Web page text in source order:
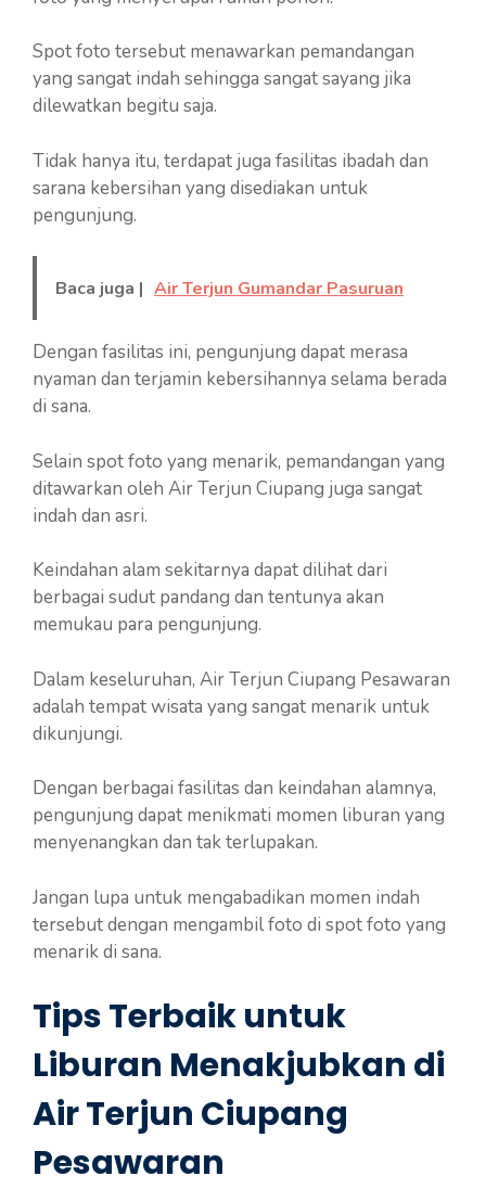
Spot foto tersebut menawarkan pemandangan
yang sangat indah sehingga sangat sayang jika
dilewatkan begitu saja.
Tidak hanya itu, terdapat juga fasilitas ibadah dan
sarana kebersihan yang disediakan untuk
pengunjung.
Baca juga | Air Terjun Gumandar Pasuruan
Dengan fasilitas ini, pengunjung dapat merasa
nyaman dan terjamin kebersihannya selama berada
di sana.
Selain spot foto yang menarik, pemandangan yang
ditawarkan oleh Air Terjun Ciupang juga sangat
indah dan asri.
Keindahan alam sekitarnya dapat dilihat dari
berbagai sudut pandang dan tentunya akan
memukau para pengunjung.
Dalam keseluruhan, Air Terjun Ciupang Pesawaran
adalah tempat wisata yang sangat menarik untuk
dikunjungi.
Dengan berbagai fasilitas dan keindahan alamnya,
pengunjung dapat menikmati momen liburan yang
menyenangkan dan tak terlupakan.
Jangan lupa untuk mengabadikan momen indah
tersebut dengan mengambil foto di spot foto yang
menarik di sana.
Tips Terbaik untuk
Liburan Menakjubkan di
Air Terjun Ciupang
Pesawaran